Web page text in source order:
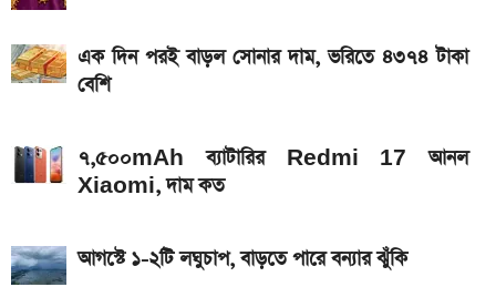
Hero Xtreme 125R V2 বাইকটি কবে আসবে
দেশের বাজারে আজ ১৮, ২১ ও ২২ ক্যারেট একভরি সোনার
দাম
যাবে
এক দিন পরই বাড়ল সোনার দাম, ভরিতে ৪৩৭৪ টাকা
বেশি
৭,৫০০mAh ব্যাটারির Redmi 17 আনল
Xiaomi, দাম কত
আগস্টে ১-২টি লঘুচাপ, বাড়তে পারে বন্যার ঝুঁকি